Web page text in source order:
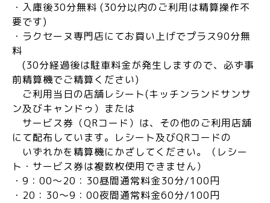
・入庫後30分無料 (30分以内のご利用は精算操作不
要です)
・ラクセーヌ専門店にてお買い上げでプラス90分無
料
(30分経過後は駐車料金が発生しますので、必ず事
前精算機でご精算ください)
ご利用当日の店舗レシート(キッチンランドサンサ
ン及びキャンドゥ）または
サービス券（QRコード）は、その他のご利用店舗
にて配布しています。レシート及びQRコードの
いずれかを精算機にかざしてください。（レシー
ト・サービス券は複数枚使用できません）
・9：00～20：30昼間通常料金30分/100円
・20：30～9：00夜間通常料金60分/100円